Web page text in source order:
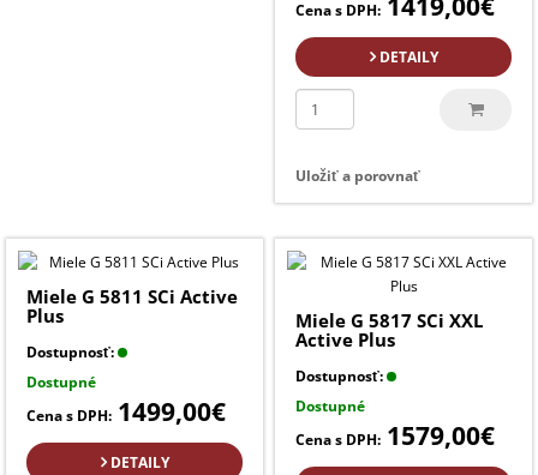
Cena s DPH:
DETAILY
Uložiť a porovnať
Miele G 5811 SCi Active
Plus
Dostupnosť:
Dostupné
Cena s DPH: 1499,00€
DETAILY
Miele G 5817 SCi XXL
Active Plus
Dostupnosť:
Dostupné
Cena s DPH: 1579,00€